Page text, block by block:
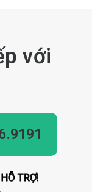
với
TRỢ!